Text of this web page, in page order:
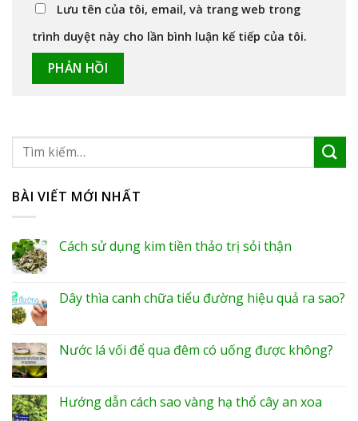
Lưu tên của tôi, email, và trang web trong
trình duyệt này cho lần bình luận kế tiếp của tôi.
BÀI VIẾT MỚI NHẤT
Cách sử dụng kim tiền thảo trị sỏi thận
Dây thìa canh chữa tiểu đường hiệu quả ra sao?
Nước lá vối để qua đêm có uống được không?
Hướng dẫn cách sao vàng hạ thổ cây an xoa